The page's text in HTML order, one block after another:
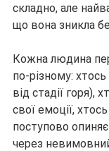
складно, але
що вона зникла
Кожна людина
по-різному:
від стадії горя),
свої емоції,
поступово
через